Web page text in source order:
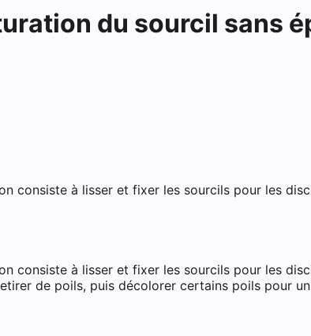
Saint-Martin
du sourcil sans
consiste à lisser et fixer les sourcils pour les
consiste à lisser et fixer les sourcils pour les
de poils, puis décolorer certains poils pour